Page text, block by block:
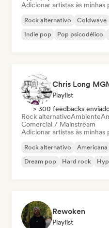
Adicionar artistas às
Rock alternativo Coldwave
Indie pop
Pop psicodélico
Chris Long
Playlist
> 300 feedbacks
Rock alternativoAmbiente
Comercial / Mainstream
Adicionar artistas às
Rock alternativo Americana
Dream pop
Hard rock
Rewoken
Playlist